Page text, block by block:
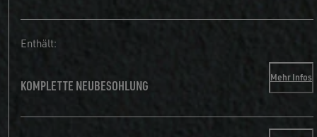
Enthält:
KOMPLETTE NEUBESOHLUNG Mehr Infos